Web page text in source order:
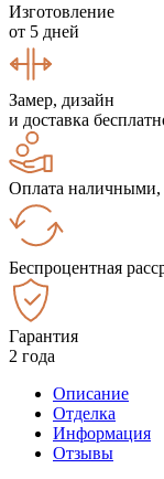
Изготовление
от 5 дней
Замер, дизайн
и доставка
Оплата наличными,
Беспроцентная
Гарантия
2 года
Описание
Отделка
Информация
Отзывы